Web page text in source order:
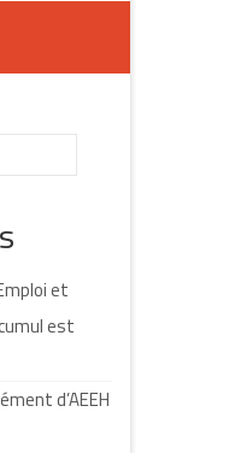
et
est
d’AEEH